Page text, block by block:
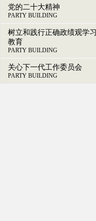
党的二十大精神
PARTY BUILDING
树立和践行正确政绩观学习
教育
PARTY BUILDING
关心下一代工作委员会
PARTY BUILDING